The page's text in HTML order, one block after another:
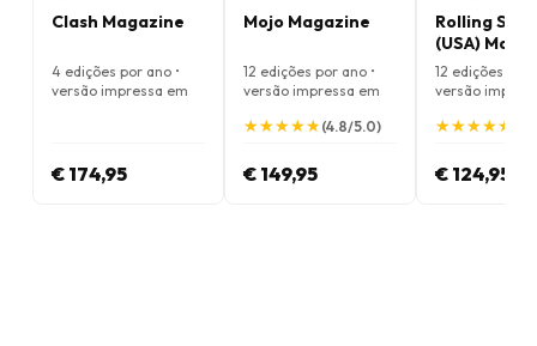
Clash Magazine
4 edições por ano •
versão impressa em
€ 174,95
Mojo Magazine
12 edições por ano •
versão impressa em
★
★★
★★
★★
★★
★ (4.8/5.0)
€ 149,95
Rolling
(USA)
12 edições por
versão
★
★★
★★
★★
★★
★
€ 124,95